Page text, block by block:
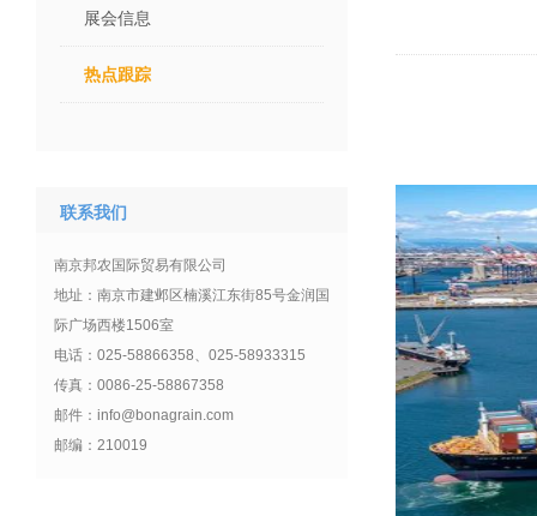
展会信息
热点跟踪
联系我们
南京邦农国际贸易有限公司
地址：南京市建邺区楠溪江东街85号金润国
际广场西楼1506室
电话：025-58866358、025-58933315
传真：0086-25-58867358
邮件：info@bonagrain.com
邮编：210019